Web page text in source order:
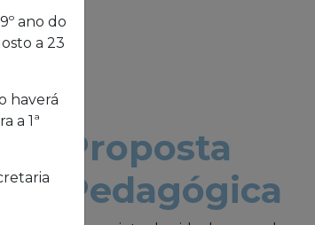
Proposta
Pedagógica
ano do
a 23
haverá
a 1ª